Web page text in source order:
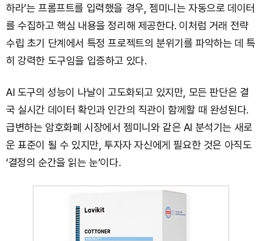
하라’는 프롬프트를 입력했을 경우, 젬미니는 자동으로 데이터
를 수집하고 핵심 내용을 정리해 제공한다. 이처럼 거래 전략
수립 초기 단계에서 특정 프로젝트의 분위기를 파악하는 데 특
히 강력한 도구임을 입증하고 있다.
AI 도구의 성능이 나날이 고도화되고 있지만, 모든 판단은 결
국 실시간 데이터 확인과 인간의 직관이 함께할 때 완성된다.
급변하는 암호화폐 시장에서 젬미니와 같은 AI 분석기는 새로
운 표준이 될 수 있지만, 투자자 자신에게 필요한 것은 아직도
‘결정의 순간을 읽는 눈’이다.